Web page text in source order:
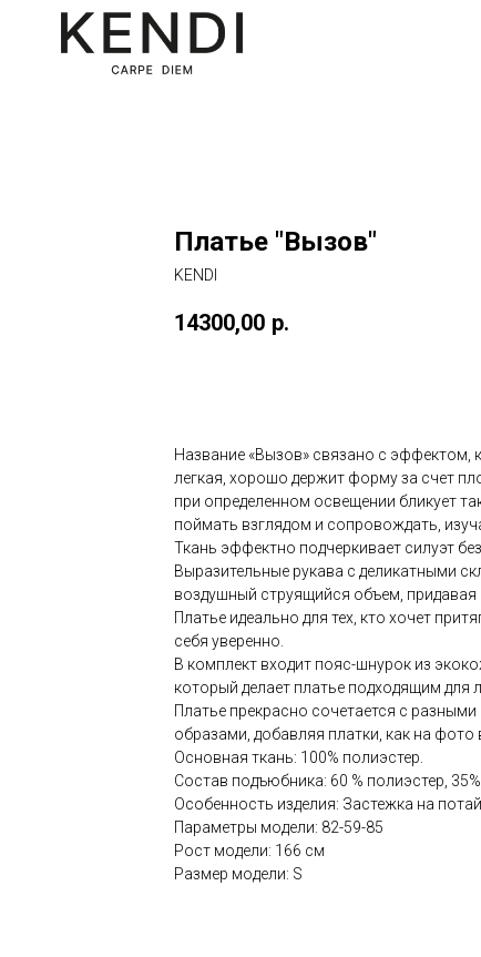
Платье "Вызов"
KENDI
14300,00 р.
Название «Вызов» связано с эффектом,
легкая, хорошо держит форму за счет
при определенном освещении бликует
поймать взглядом и сопровождать,
Ткань эффектно подчеркивает силуэт
Выразительные рукава с деликатными
воздушный струящийся объем,
Платье идеально для тех, кто хочет
себя уверенно.
В комплект входит пояс-шнурок из
который делает платье подходящим для
Платье прекрасно сочетается с
образами, добавляя платки, как на фото
Основная ткань: 100% полиэстер.
Состав подъюбника: 60 % полиэстер,
Особенность изделия: Застежка на
Параметры модели: 82-59-85
Рост модели: 166 см
Размер модели: S